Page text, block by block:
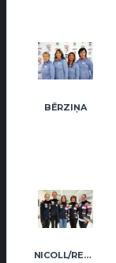
BĒRZIŅA
NICOLL/REGŽA